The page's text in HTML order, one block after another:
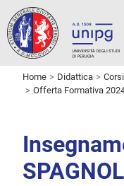
Home Didattica
Offerta Formativa